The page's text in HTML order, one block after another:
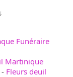
Funéraire
Martinique
- Fleurs deuil